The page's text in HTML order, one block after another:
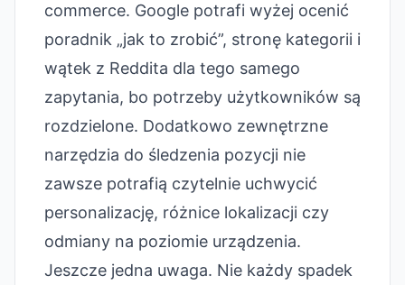
commerce. Google potrafi wyżej ocenić
poradnik „jak to zrobić”, stronę kategorii i
wątek z Reddita dla tego samego
zapytania, bo potrzeby użytkowników są
rozdzielone. Dodatkowo zewnętrzne
narzędzia do śledzenia pozycji nie
zawsze potrafią czytelnie uchwycić
personalizację, różnice lokalizacji czy
odmiany na poziomie urządzenia.
Jeszcze jedna uwaga. Nie każdy spadek